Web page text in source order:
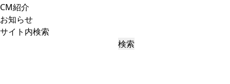
CM紹介
お知らせ
サイト内検索
検索